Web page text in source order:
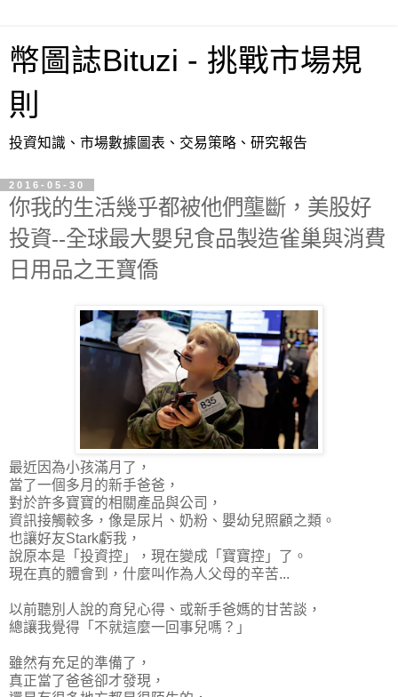
幣圖誌Bituzi - 挑戰市場規
則
投資知識、市場數據圖表、交易策略、研究報告
2016-05-30
你我的生活幾乎都被他們壟斷，美股好
投資--全球最大嬰兒食品製造雀巢與消費
日用品之王寶僑
最近因為小孩滿月了，
當了一個多月的新手爸爸，
對於許多寶寶的相關產品與公司，
資訊接觸較多，像是尿片、奶粉、嬰幼兒照顧之類。
也讓好友Stark虧我，
說原本是「投資控」，現在變成「寶寶控」了。
現在真的體會到，什麼叫作為人父母的辛苦...
以前聽別人說的育兒心得、或新手爸媽的甘苦談，
總讓我覺得「不就這麼一回事兒嗎？」
雖然有充足的準備了，
真正當了爸爸卻才發現，